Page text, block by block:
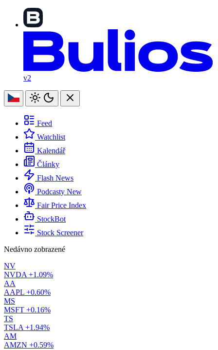
v2
Feed
Watchlist
Kalendář
Články
Flash News
Podcasty New
Fair Price Index
StockBot
Stock Screener
Nedávno zobrazené
NV
NVDA +1.09%
AA
AAPL +0.60%
MS
MSFT +0.16%
TS
TSLA +1.94%
AM
AMZN +0.59%